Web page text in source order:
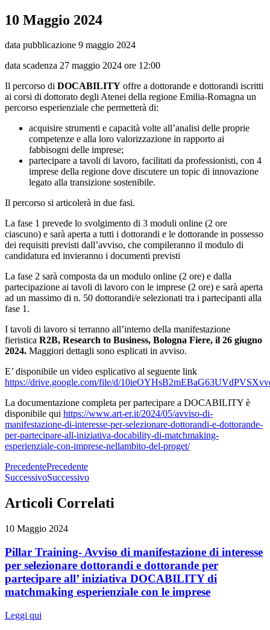
10 Maggio 2024
data pubblicazione 9 maggio 2024
data scadenza 27 maggio 2024 ore 12:00
Il percorso di DOCABILITY offre a dottorande e dottorandi iscritti
ai corsi di dottorato degli Atenei della regione Emilia-Romagna un
percorso esperienziale che permetterà di:
acquisire strumenti e capacità volte all’analisi delle proprie
competenze e alla loro valorizzazione in rapporto ai
fabbisogni delle imprese;
partecipare a tavoli di lavoro, facilitati da professionisti, con 4
imprese della regione dove discutere un topic di innovazione
legato alla transizione sostenibile.
Il percorso si articolerà in due fasi.
La fase 1 prevede lo svolgimento di 3 moduli online (2 ore
ciascuno) e sarà aperta a tutti i dottorandi e le dottorande in possesso
dei requisiti previsti dall’avviso, che compileranno il modulo di
candidatura ed invieranno i documenti previsti
La fase 2 sarà composta da un modulo online (2 ore) e dalla
partecipazione ai tavoli di lavoro con le imprese (2 ore) e sarà aperta
ad un massimo di n. 50 dottorandi/e selezionati tra i partecipanti alla
fase 1.
I tavoli di lavoro si terranno all’interno della manifestazione
fieristica R2B, Research to Business, Bologna Fiere, il 26 giugno
2024. Maggiori dettagli sono esplicati in avviso.
E’ disponibile un video esplicativo al seguente link
https://drive.google.com/file/d/
La documentazione completa per partecipare a DOCABILITY è
disponibile qui https://www.art-er.it/2024/05/avviso-di-
manifestazione-di-interesse-per-selezionare-dottorandi-e-dottorande-
per-partecipare-all-iniziativa-docability-di-matchmaking-
esperienziale-con-imprese-nellambito-del-proget/
PrecedentePrecedente
SuccessivoSuccessivo
Articoli Correlati
10 Maggio 2024
Pillar Training- Avviso di manifestazione di interesse
per selezionare dottorandi e dottorande per
partecipare all’ iniziativa DOCABILITY di
matchmaking esperienziale con le imprese
Leggi qui